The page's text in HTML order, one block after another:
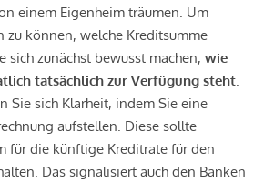
einem Eigenheim träumen. Um
zu können, welche Kreditsumme
sich zunächst bewusst machen, wie
tatsächlich zur Verfügung steht.
Sie sich Klarheit, indem Sie eine
aufstellen. Diese sollte
für die künftige Kreditrate für den
Das signalisiert auch den Banken